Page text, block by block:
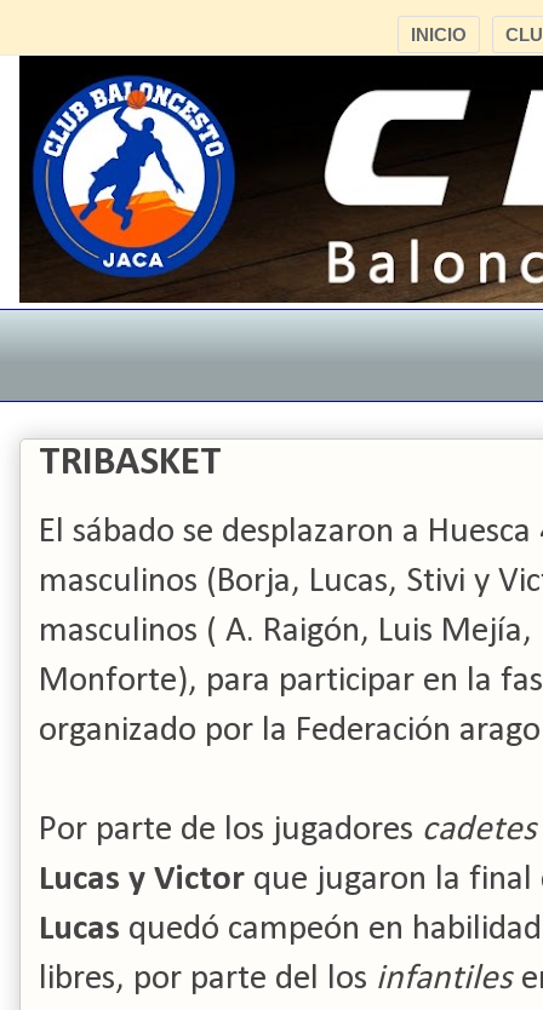
INICIO
TRIBASKET
El sábado se desplazaron a
masculinos (Borja, Lucas, Stivi y
masculinos ( A. Raigón, Luis Mejía,
Monforte), para participar en la
organizado por la Federación
Por parte de los jugadores cadetes
Lucas y Victor que jugaron la final
Lucas quedó campeón en
libres, por parte del los infantiles